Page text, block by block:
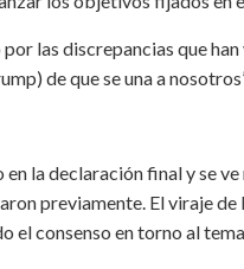
las discrepancias que
de que se una a
la declaración final y se
previamente. El viraje de
consenso en torno al